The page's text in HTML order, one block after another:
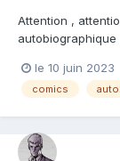
Attention ,
canadiens d'une
chique du
le 10 juin 2023
comics